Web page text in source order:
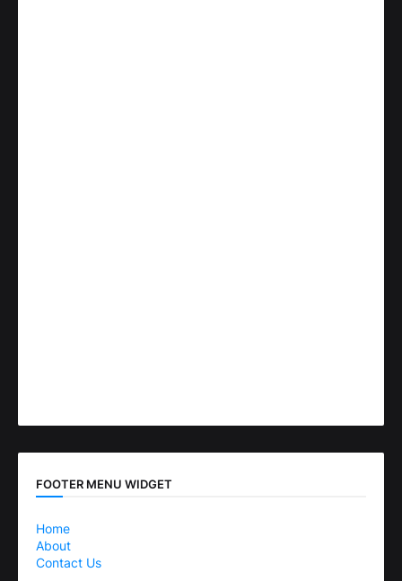
FOOTER MENU WIDGET
Home
About
Contact Us